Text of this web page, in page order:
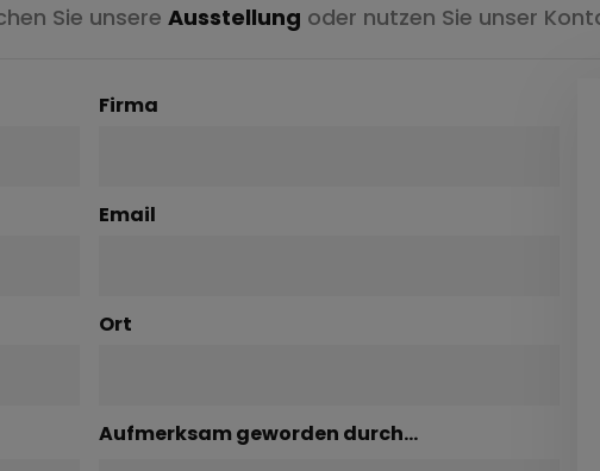
Sie unsere Ausstellung oder nutzen Sie unser
Firma
Email
Ort
Aufmerksam geworden durch...